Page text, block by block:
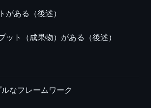
がある（後述）
ット（成果物）がある（後述）
なフレームワーク